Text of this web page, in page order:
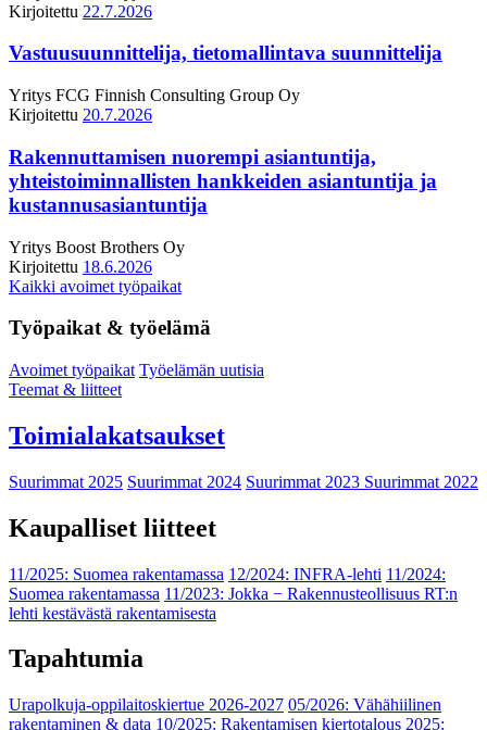
Kirjoitettu 22.7.2026
Vastuusuunnittelija, tietomallintava suunnittelija
Yritys FCG Finnish Consulting Group Oy
Kirjoitettu 20.7.2026
Rakennuttamisen nuorempi asiantuntija,
yhteistoiminnallisten hankkeiden asiantuntija ja
kustannusasiantuntija
Yritys Boost Brothers Oy
Kirjoitettu 18.6.2026
Kaikki avoimet työpaikat
Työpaikat & työelämä
Avoimet työpaikat Työelämän uutisia
Teemat & liitteet
Toimialakatsaukset
Suurimmat 2025 Suurimmat 2024 Suurimmat 2023 Suurimmat 2022
Kaupalliset liitteet
11/2025: Suomea rakentamassa 12/2024: INFRA-lehti 11/2024:
Suomea rakentamassa 11/2023: Jokka − Rakennusteollisuus RT:n
lehti kestävästä rakentamisesta
Tapahtumia
Urapolkuja-oppilaitoskiertue 2026-2027 05/2026: Vähähiilinen
rakentaminen & data 10/2025: Rakentamisen kiertotalous 2025: